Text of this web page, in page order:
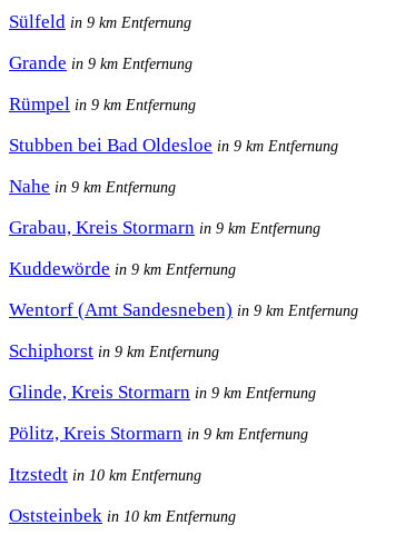
Sülfeld in 9 km Entfernung
Grande in 9 km Entfernung
Rümpel in 9 km Entfernung
Stubben bei Bad Oldesloe in 9 km Entfernung
Nahe in 9 km Entfernung
Grabau, Kreis Stormarn in 9 km Entfernung
Kuddewörde in 9 km Entfernung
Wentorf (Amt Sandesneben) in 9 km Entfernung
Schiphorst in 9 km Entfernung
Glinde, Kreis Stormarn in 9 km Entfernung
Pölitz, Kreis Stormarn in 9 km Entfernung
Itzstedt in 10 km Entfernung
Oststeinbek in 10 km Entfernung